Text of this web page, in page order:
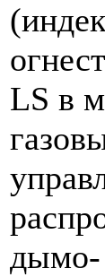
LS в
дымо-